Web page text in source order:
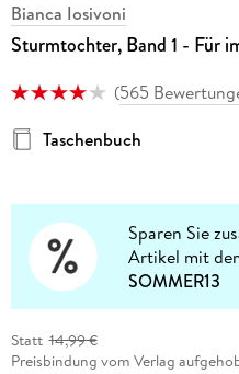
Bianca Iosivoni
Sturmtochter, Band 1 - Für
(565
Taschenbuch
Sparen Sie
Artikel mit
SOMMER13
Statt 14,99 €
Preisbindung vom Verlag